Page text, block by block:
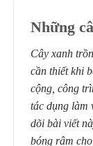
Những
Cây xanh
cần thiết khi
cộng, công
tác dụng làm
dõi bài viết
bóng râm